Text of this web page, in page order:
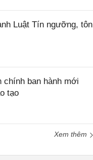
Luật Tín ngưỡng, tôn
chính ban hành mới
tạo
Xem thêm